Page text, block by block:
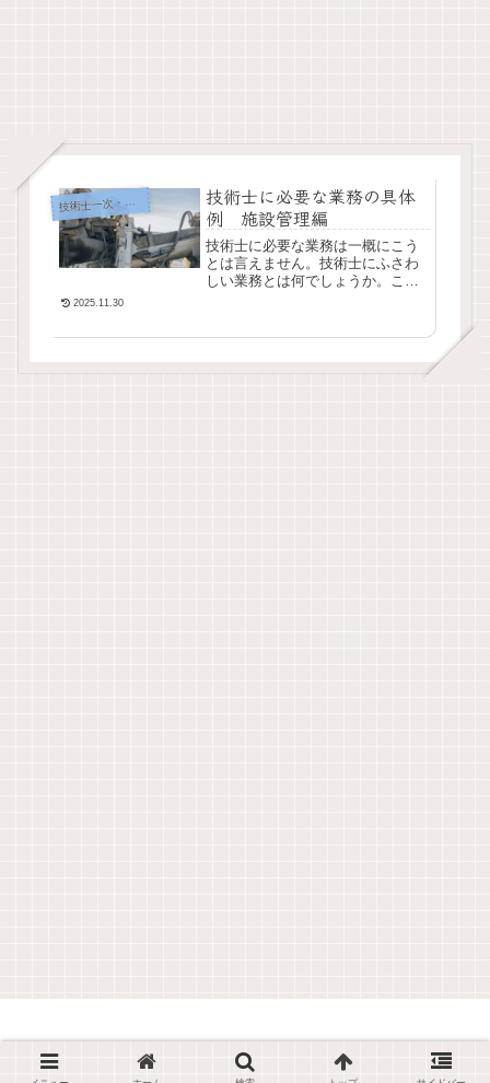
技 術士一次・二次試験
技術士に必要な業務の具体
例 施設管理編
技術士に必要な業務は一概にこう
とは言えません。技術士にふさわ
しい業務とは何でしょうか。この
2025.11.30
© 2019 学びなおしの４０代でも難関資格を取ろう！.